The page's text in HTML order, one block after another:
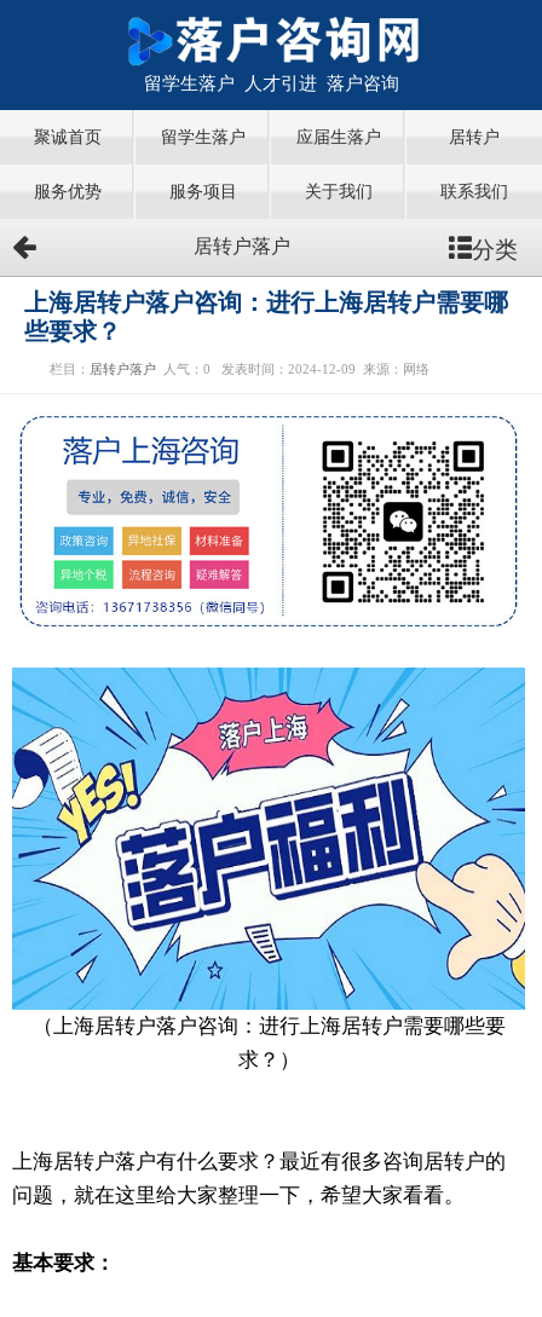
留学生落户 人才引进 落户咨询
聚诚首页 留学生落户 应届生落户 居转户
服务优势 服务项目 关于我们 联系我们
居转户落户 分类
上海居转户落户咨询：进行上海居转户需要哪
些要求？
栏目： 居转户落户 人气： 0 发表时间：2024-12-09 来源：网络
（上海居转户落户咨询：进行上海居转户需要哪些要
求？）
上海居转户落户有什么要求？最近有很多咨询居转户的
问题，就在这里给大家整理一下，希望大家看看。
基本要求：